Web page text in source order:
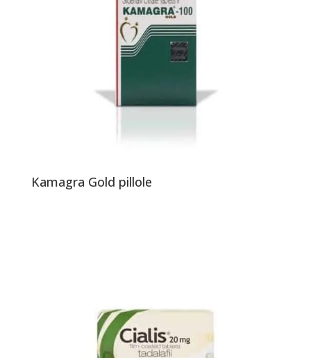
Kamagra Gold pillole